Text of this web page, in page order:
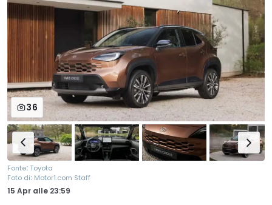
36
Fonte: Toyota
Foto di: Motor1.com Staff
15 Apr alle 23:59